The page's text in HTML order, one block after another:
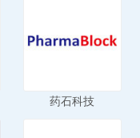
药石科技